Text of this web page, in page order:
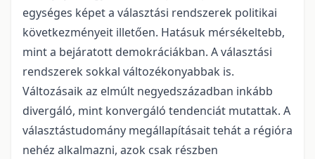
egységes képet a választási rendszerek politikai
következményeit illetően. Hatásuk mérsékeltebb,
mint a bejáratott demokráciákban. A választási
rendszerek sokkal változékonyabbak is.
Változásaik az elmúlt negyedszázadban inkább
divergáló, mint konvergáló tendenciát mutattak. A
választástudomány megállapításait tehát a régióra
nehéz alkalmazni, azok csak részben